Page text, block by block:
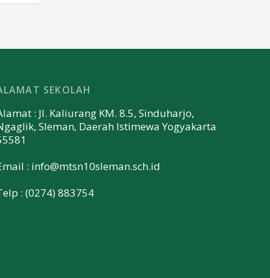
SEKOLAH
: Jl. Kaliurang KM. 8.5, Sinduharjo,
Sleman, Daerah Istimewa Yogyakarta
: info@mtsn10sleman.sch.id
: (0274) 883754